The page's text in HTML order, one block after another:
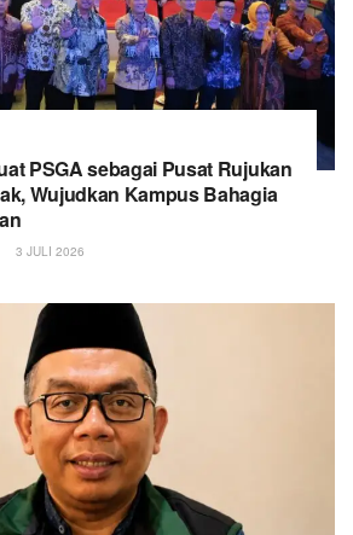
PSGA sebagai Pusat Rujukan
Wujudkan Kampus Bahagia
3 JULI 2026